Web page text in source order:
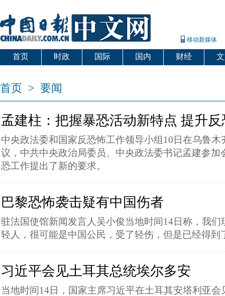
移动新媒体
首页 时政 国际 国内 财经
首页 > 要闻
孟建柱：把握暴恐活动新特点 提升
中央政法委和国家反恐怖工作领导小组10日在乌鲁
议，中共中央政治局委员、中央政法委书记孟建参加
恐工作提出了新的要求。
巴黎恐怖袭击疑有中国伤者
驻法国使馆新闻发言人吴小俊当地时间14日称，我
轻人，很可能是中国公民，受了轻伤，但是已经得到
习近平会见土耳其总统埃尔多安
当地时间14日，国家主席习近平在土耳其安塔利亚